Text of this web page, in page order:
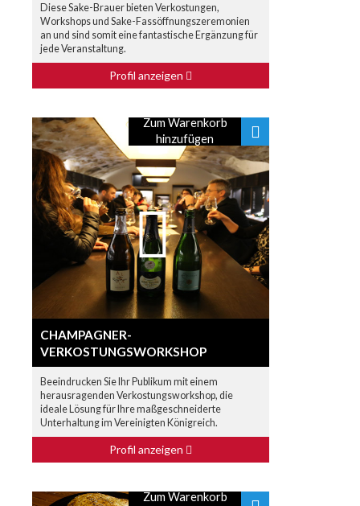
Diese Sake-Brauer bieten Verkostungen,
Workshops und Sake-Fassöffnungszeremonien
an und sind somit eine fantastische Ergänzung für
jede Veranstaltung.
Profil anzeigen
Zum Warenkorb
hinzufügen
CHAMPAGNER-
VERKOSTUNGSWORKSHOP
Beeindrucken Sie Ihr Publikum mit einem
herausragenden Verkostungsworkshop, die
ideale Lösung für Ihre maßgeschneiderte
Unterhaltung im Vereinigten Königreich.
Profil anzeigen
Zum Warenkorb